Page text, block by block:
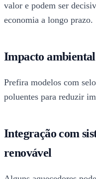
valor e podem ser
economia a longo prazo.
Impacto
Prefira modelos com
poluentes para reduzir
Integração com
renovável